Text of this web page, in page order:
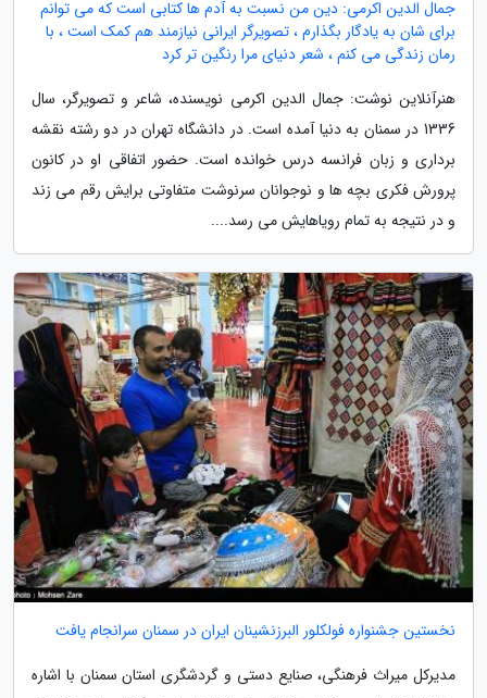
جمال الدین اکرمی: دین من نسبت به آدم ها کتابی است که می توانم
برای شان به یادگار بگذارم ، تصویرگر ایرانی نیازمند هم کمک است ، با
رمان زندگی می کنم ، شعر دنیای مرا رنگین تر کرد
هنرآنلاین نوشت: جمال الدین اکرمی نویسنده، شاعر و تصویرگر، سال
1336 در سمنان به دنیا آمده است. در دانشگاه تهران در دو رشته نقشه
برداری و زبان فرانسه درس خوانده است. حضور اتفاقی او در کانون
پرورش فکری بچه ها و نوجوانان سرنوشت متفاوتی برایش رقم می زند
و در نتیجه به تمام رویاهایش می رسد....
نخستین جشنواره فولکلور البرزنشینان ایران در سمنان سرانجام یافت
مدیرکل میراث فرهنگی، صنایع دستی و گردشگری استان سمنان با اشاره